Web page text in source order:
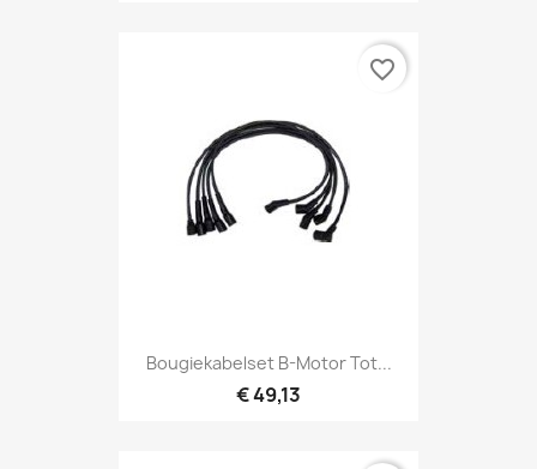
Bougiekabelset B-Motor Tot...
€ 49,13
favorite_border